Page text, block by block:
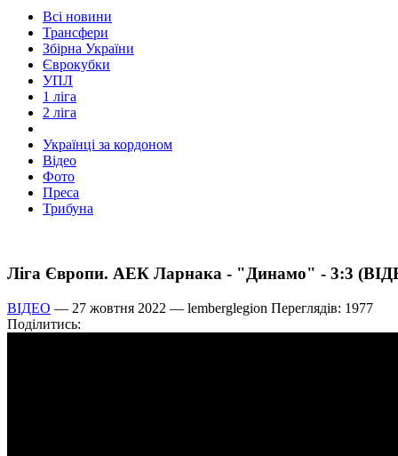
Всі новини
Трансфери
Збірна України
Єврокубки
УПЛ
1 ліга
2 ліга
Українці за кордоном
Відео
Фото
Преса
Трибуна
Ліга Європи. АЕК Ларнака - "Динамо" - 3:3
ВІДЕО — 27 жовтня 2022 — lemberglegion Переглядів: 1977
Поділитись: